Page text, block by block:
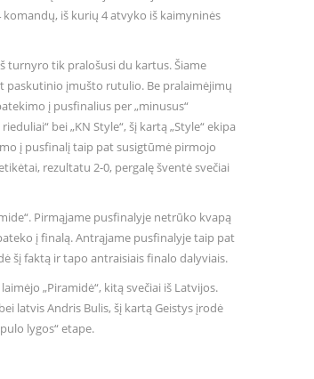
iš kurių 4 atvyko iš kaimyninės
turnyro tik pralošusi du kartus. Šiame
įmušto rutulio. Be pralaimėjimų
į pusfinalius per „minusus“
bei „KN Style“, šį kartą „Style“ ekipa
į pusfinalį taip pat susigtūmė pirmojo
rezultatu 2-0, pergalę šventė svečiai
Pirmąjame pusfinalyje netrūko kvapą
į finalą. Antrąjame pusfinalyje taip pat
šį faktą ir tapo antraisiais finalo dalyviais.
„Piramidė“, kitą svečiai iš Latvijos.
latvis Andris Bulis, šį kartą Geistys įrodė
lygos“ etape.